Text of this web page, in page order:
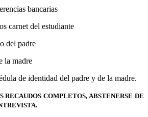
bancarias
carnet del estudiante
del padre
la madre
de identidad del padre y de la madre.
RECAUDOS COMPLETOS, ABSTENERSE DE